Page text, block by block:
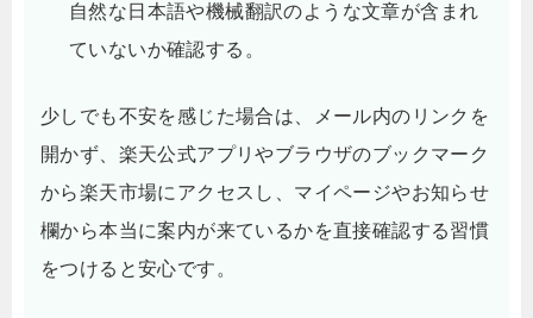
自然な日本語や機械翻訳のような文章が含まれ
ていないか確認する。
少しでも不安を感じた場合は、メール内のリンクを
開かず、楽天公式アプリやブラウザのブックマーク
から楽天市場にアクセスし、マイページやお知らせ
欄から本当に案内が来ているかを直接確認する習慣
をつけると安心です。